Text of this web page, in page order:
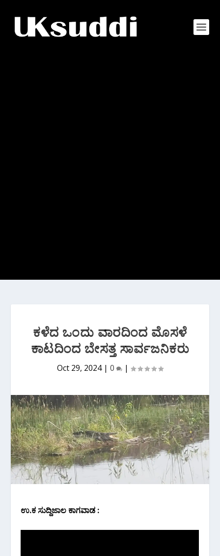
ಕಳೆದ ಒಂದು ವಾರದಿಂದ ಮೊಸಳೆ
ಕಾಟದಿಂದ ಬೇಸತ್ತ ಸಾರ್ವಜನಿಕರು
Oct 29, 2024| 0 |
ಉ.ಕ ಸುದ್ದಿಜಾಲ ಕಾಗವಾಡ :